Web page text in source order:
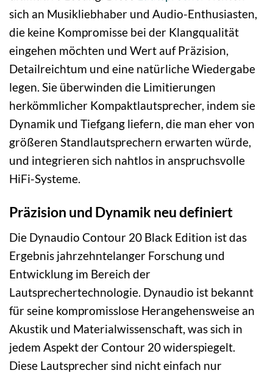
sich an Musikliebhaber und Audio-Enthusiasten,
die keine Kompromisse bei der Klangqualität
eingehen möchten und Wert auf Präzision,
Detailreichtum und eine natürliche Wiedergabe
legen. Sie überwinden die Limitierungen
herkömmlicher Kompaktlautsprecher, indem sie
Dynamik und Tiefgang liefern, die man eher von
größeren Standlautsprechern erwarten würde,
und integrieren sich nahtlos in anspruchsvolle
HiFi-Systeme.
Präzision und Dynamik neu definiert
Die Dynaudio Contour 20 Black Edition ist das
Ergebnis jahrzehntelanger Forschung und
Entwicklung im Bereich der
Lautsprechertechnologie. Dynaudio ist bekannt
für seine kompromisslose Herangehensweise an
Akustik und Materialwissenschaft, was sich in
jedem Aspekt der Contour 20 widerspiegelt.
Diese Lautsprecher sind nicht einfach nur